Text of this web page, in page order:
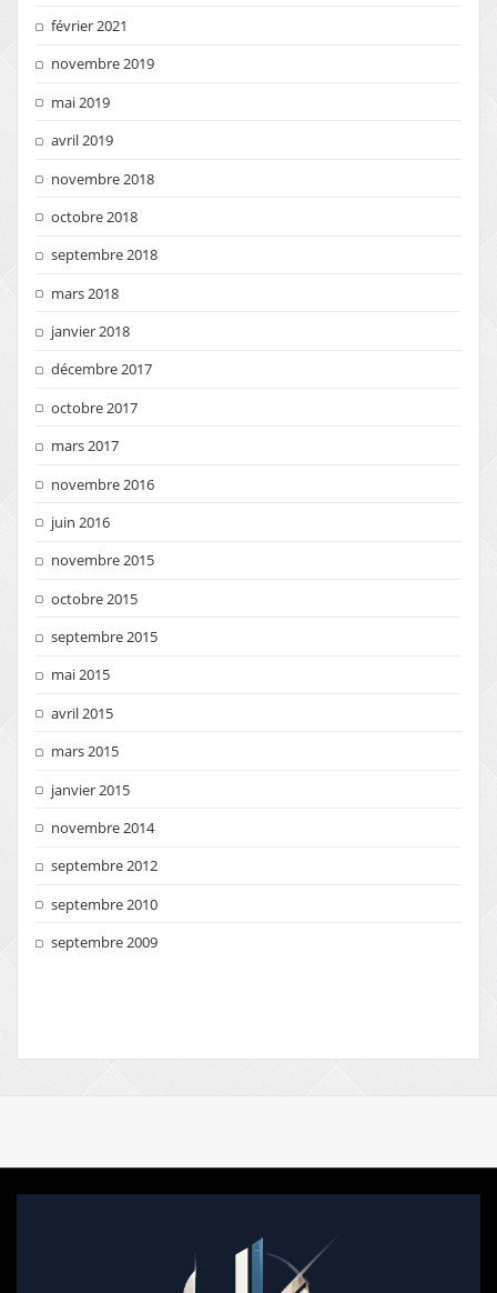
février 2021
novembre 2019
mai 2019
avril 2019
novembre 2018
octobre 2018
septembre 2018
mars 2018
janvier 2018
décembre 2017
octobre 2017
mars 2017
novembre 2016
juin 2016
novembre 2015
octobre 2015
septembre 2015
mai 2015
avril 2015
mars 2015
janvier 2015
novembre 2014
septembre 2012
septembre 2010
septembre 2009